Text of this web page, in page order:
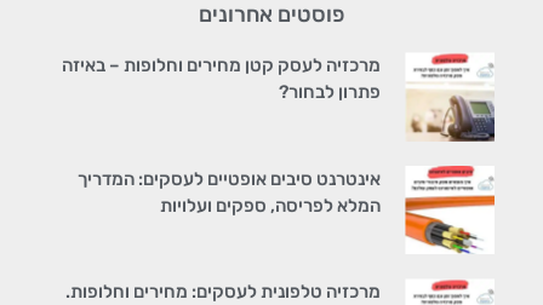
פוסטים אחרונים
מרכזיה לעסק קטן מחירים וחלופות – באיזה
פתרון לבחור?
אינטרנט סיבים אופטיים לעסקים: המדריך
המלא לפריסה, ספקים ועלויות
מרכזיה טלפונית לעסקים: מחירים וחלופות.